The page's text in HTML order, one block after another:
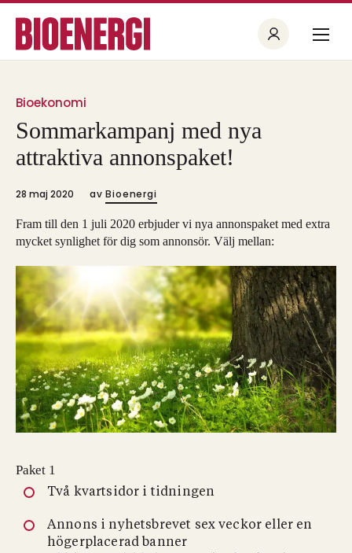
Bioekonomi
Sommarkampanj med nya
attraktiva annonspaket!
28 maj 2020 av Bioenergi
Fram till den 1 juli 2020 erbjuder vi nya annonspaket med extra
mycket synlighet för dig som annonsör. Välj mellan:
Paket 1
Två kvartsidor i tidningen
Annons i nyhetsbrevet sex veckor eller en
högerplacerad banner